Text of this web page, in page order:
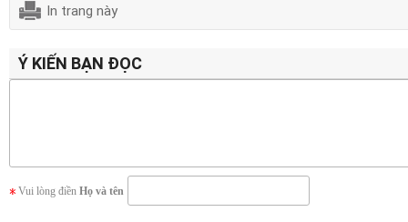
In trang này
Ý KIẾN BẠN ĐỌC
Vui lòng điền Họ và tên